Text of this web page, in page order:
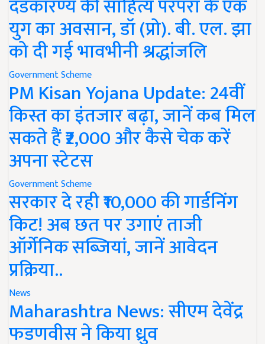
दंडकारण्य की साहित्य परंपरा के एक
युग का अवसान, डॉ (प्रो). बी. एल. झा
को दी गई भावभीनी श्रद्धांजलि
Government Scheme
PM Kisan Yojana Update: 24वीं
किस्त का इंतजार बढ़ा, जानें कब मिल
सकते हैं ₹2,000 और कैसे चेक करें
अपना स्टेटस
Government Scheme
सरकार दे रही ₹10,000 की गार्डनिंग
किट! अब छत पर उगाएं ताजी
ऑर्गेनिक सब्जियां, जानें आवेदन
प्रक्रिया..
News
Maharashtra News: सीएम देवेंद्र
फडणवीस ने किया ध्रुव